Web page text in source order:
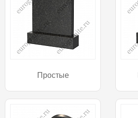
Простые